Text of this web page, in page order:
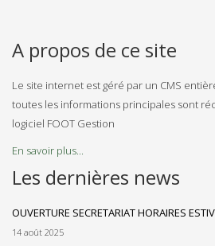
A propos de ce site
Le site internet est géré par un CMS
toutes les informations principales sont
logiciel FOOT Gestion
En savoir plus...
Les dernières news
OUVERTURE SECRETARIAT HORAIRES
14 août 2025